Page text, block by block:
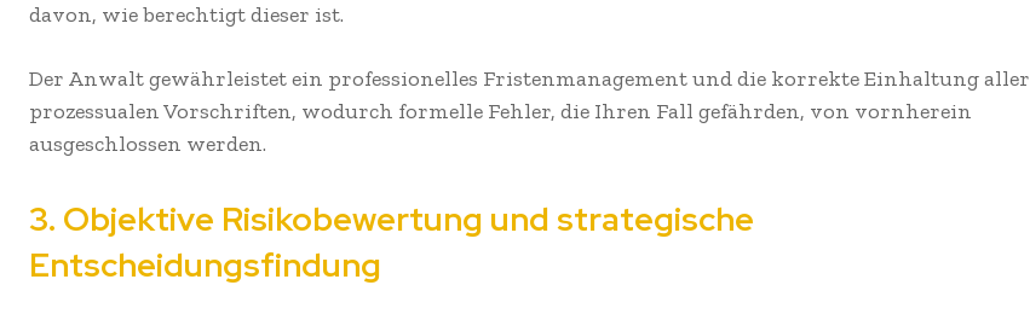
davon, wie berechtigt dieser ist.
Der Anwalt gewährleistet ein professionelles Fristenmanagement und die korrekte Einhaltung aller
prozessualen Vorschriften, wodurch formelle Fehler, die Ihren Fall gefährden, von vornherein
ausgeschlossen werden.
3. Objektive Risikobewertung und strategische
Entscheidungsfindung